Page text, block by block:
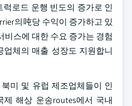
로드 운행 빈도의 증가로 인
의吨당 수익이 증가하고 있
비스에 대한 수요 증가는 경험
업체의 매출 성장도 지원합니
미 및 유럽 제조업체들이 인
해상 운송routes에서 국내